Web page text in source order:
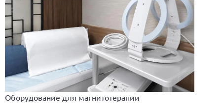
Оборудование для магнитотерапии